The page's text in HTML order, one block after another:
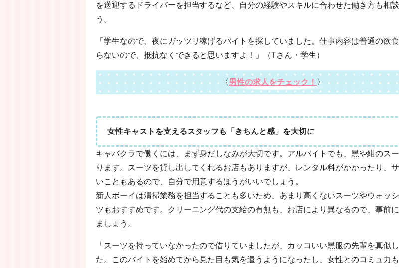
を送迎するドライバーを担当するなど、自分の経験やスキルに合わせた働き方も相
う。
「学生なので、夜にガッツリ稼げるバイトを探していました。仕事内容は普通の飲
らないので、抵抗なくできると思いますよ！」（Tさん・学生）
〈男性の求人をチェック！ 〉
女性キャストを支えるスタッフも「きちんと感」を大切に
キャバクラで働くには、まず身だしなみが大切です。アルバイトでも、黒や紺のス
ります。スーツを貸し出してくれるお店もありますが、レンタル料がかかったり、
いこともあるので、自分で用意するほうがいいでしょう。
新人ボーイは清掃業務を担当することも多いため、あまり高くないスーツやウォッ
ツもおすすめです。クリーニング代の支給の有無も、お店により異なるので、事前
ましょう。
「スーツを持っていなかったので借りていましたが、カッコいい黒服の先輩を真似
た。このバイトを始めてから見た目も気を遣うようになったし、女性とのコミュ力